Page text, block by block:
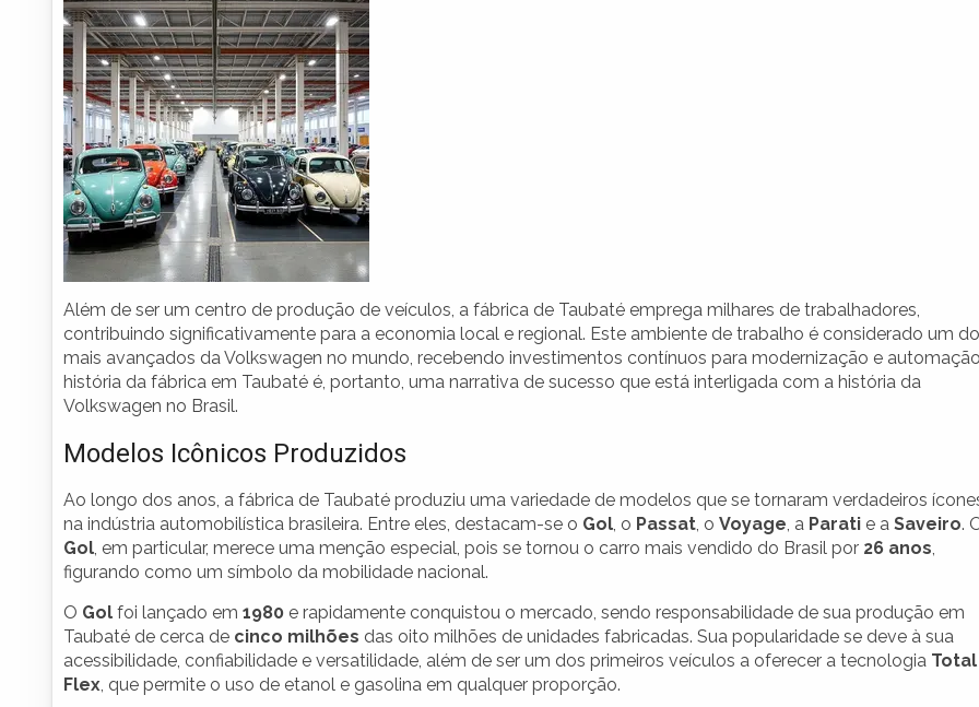
Além de ser um centro de produção de veículos, a fábrica de Taubaté emprega milhares de trabalhadores,
contribuindo significativamente para a economia local e regional. Este ambiente de trabalho é considerado um
mais avançados da Volkswagen no mundo, recebendo investimentos contínuos para modernização e
história da fábrica em Taubaté é, portanto, uma narrativa de sucesso que está interligada com a história da
Volkswagen no Brasil.
Modelos Icônicos Produzidos
Ao longo dos anos, a fábrica de Taubaté produziu uma variedade de modelos que se tornaram verdadeiros
na indústria automobilística brasileira. Entre eles, destacam-se o Gol, o Passat, o Voyage, a Parati e a Saveiro.
Gol, em particular, merece uma menção especial, pois se tornou o carro mais vendido do Brasil por 26 anos,
figurando como um símbolo da mobilidade nacional.
O Gol foi lançado em 1980 e rapidamente conquistou o mercado, sendo responsabilidade de sua produção em
Taubaté de cerca de cinco milhões das oito milhões de unidades fabricadas. Sua popularidade se deve à sua
acessibilidade, confiabilidade e versatilidade, além de ser um dos primeiros veículos a oferecer a tecnologia Total
Flex, que permite o uso de etanol e gasolina em qualquer proporção.